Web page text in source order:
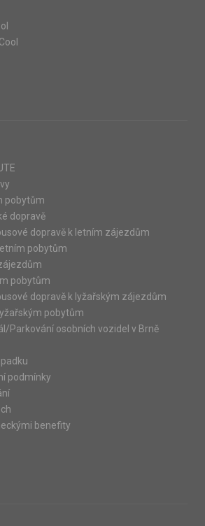
pobytům
dopravě
dopravě k letním zájezdům
pobytům
pobytům
dopravě k lyžařským zájezdům
pobytům
Parkování osobních vozidel v Brně
podmínky
benefity